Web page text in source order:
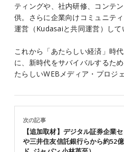
ティングや、社内研修、コンテ
供。さらに企業向けコミュニテ
運営（Kudasaiと共同運営）して
これから「あたらしい経済」時
に、新時代をサバイバルするた
たらしいWEBメディア・プロジ
次の記事
【追加取材】デジタル証券企業
や三井住友信託銀行らから約52